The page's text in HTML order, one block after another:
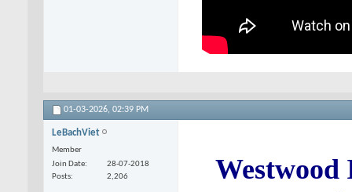
01-03-2026, 02:39 PM
LeBachViet
Member
Join Date
28-07-2018
Posts
2,206
Westwood